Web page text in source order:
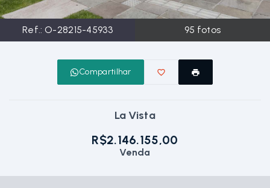
Ref.:O-28215-45933 95 fotos
Compartilhar
La Vista
R$2.146.155,00
Venda